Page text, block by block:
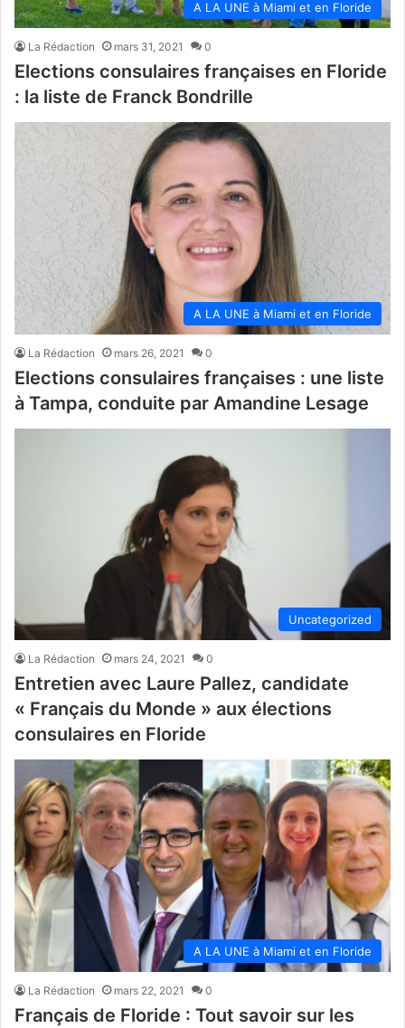
A LA UNE à Miami et en Floride
La Rédaction mars 31, 2021 0
Elections consulaires françaises en Floride
: la liste de Franck Bondrille
A LA UNE à Miami et en Floride
La Rédaction mars 26, 2021 0
Elections consulaires françaises : une liste
à Tampa, conduite par Amandine Lesage
Uncategorized
La Rédaction mars 24, 2021 0
Entretien avec Laure Pallez, candidate
« Français du Monde » aux élections
consulaires en Floride
A LA UNE à Miami et en Floride
La Rédaction mars 22, 2021 0
Français de Floride : Tout savoir sur les